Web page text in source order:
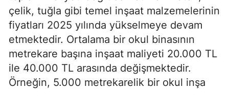
çelik, tuğla gibi temel inşaat malzemelerinin
fiyatları 2025 yılında yükselmeye devam
etmektedir. Ortalama bir okul binasının
metrekare başına inşaat maliyeti 20.000 TL
ile 40.000 TL arasında değişmektedir.
Örneğin, 5.000 metrekarelik bir okul inşa